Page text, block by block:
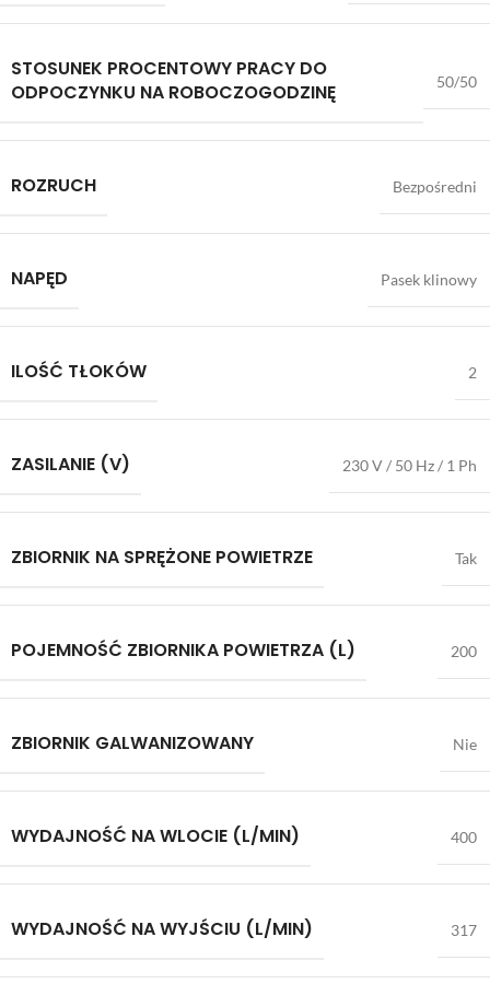
STOSUNEK PROCENTOWY PRACY DO
ODPOCZYNKU NA ROBOCZOGODZINĘ
50/50
ROZRUCH Bezpośredni
NAPĘD Pasek klinowy
ILOŚĆ TŁOKÓW 2
ZASILANIE (V) 230 V / 50 Hz / 1 Ph
ZBIORNIK NA SPRĘŻONE POWIETRZE Tak
POJEMNOŚĆ ZBIORNIKA POWIETRZA (L) 200
ZBIORNIK GALWANIZOWANY Nie
WYDAJNOŚĆ NA WLOCIE (L/MIN) 400
WYDAJNOŚĆ NA WYJŚCIU (L/MIN) 317